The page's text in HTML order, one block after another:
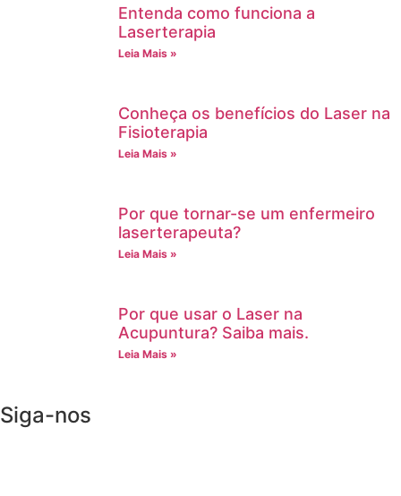
Entenda como funciona a
Laserterapia
Leia Mais »
Conheça os benefícios do Laser na
Fisioterapia
Leia Mais »
Por que tornar-se um enfermeiro
laserterapeuta?
Leia Mais »
Por que usar o Laser na
Acupuntura? Saiba mais.
Leia Mais »
Siga-nos